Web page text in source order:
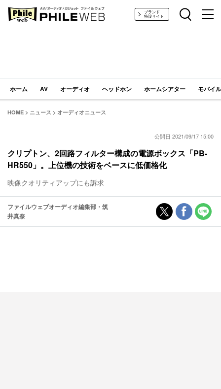
PHILE WEB｜AV/オーディオ/ガジェットブランド
特設サイト
ホーム AV オーディオ ヘッドホン ホームシアター モバイ
HOME > ニュース > オーディオニュース
公開日 2021/09/17 15:00
クリプトン、2回路フィルター構成の電源ボックス「PB-
HR550」。上位機の技術をベースに低価格化
映像クオリティアップにも訴求
ファイルウェブオーディオ編集部・筑
井真奈